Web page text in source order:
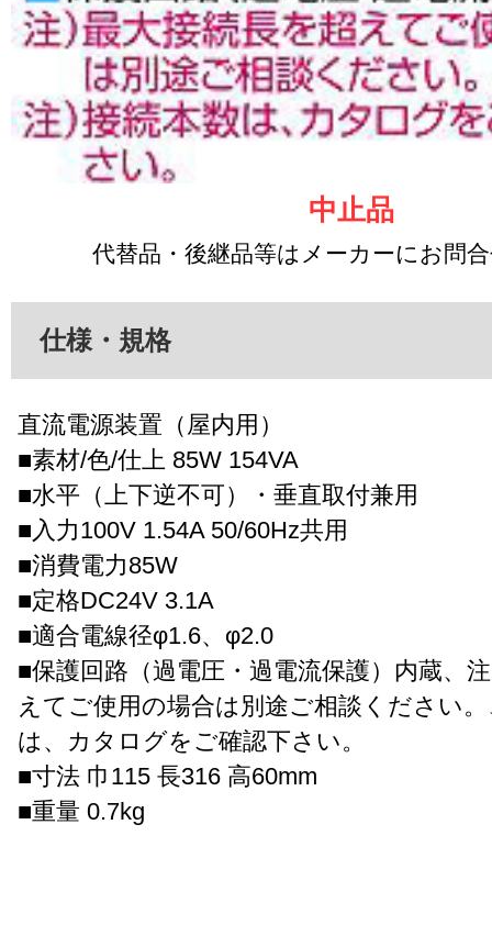
中止品
代替品・後継品等はメーカーにお問
仕様・規格
直流電源装置（屋内用）
■素材/色/仕上 85W 154VA
■水平（上下逆不可）・垂直取付兼用
■入力100V 1.54A 50/60Hz共用
■消費電力85W
■定格DC24V 3.1A
■適合電線径φ1.6、φ2.0
■保護回路（過電圧・過電流保護）内蔵、
えてご使用の場合は別途ご相談ください
は、カタログをご確認下さい。
■寸法 巾115 長316 高60mm
■重量 0.7kg